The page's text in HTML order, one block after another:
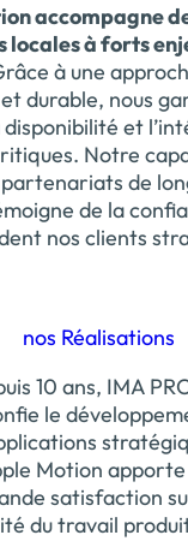
accompagne
locales à forts
à une
durable, nous
et
Notre
de
de la
nos clients
nos Réalisations
10 ans, IMA
le
Motion apporte
satisfaction
du travail